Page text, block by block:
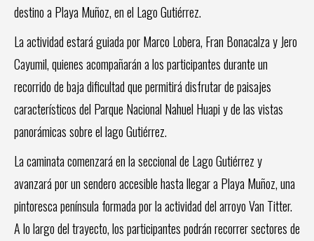
destino a Playa Muñoz, en el Lago Gutiérrez.
La actividad estará guiada por Marco Lobera, Fran Bonacalza y Jero
Cayumil, quienes acompañarán a los participantes durante un
recorrido de baja dificultad que permitirá disfrutar de paisajes
característicos del Parque Nacional Nahuel Huapi y de las vistas
panorámicas sobre el lago Gutiérrez.
La caminata comenzará en la seccional de Lago Gutiérrez y
avanzará por un sendero accesible hasta llegar a Playa Muñoz, una
pintoresca península formada por la actividad del arroyo Van Titter.
A lo largo del trayecto, los participantes podrán recorrer sectores de